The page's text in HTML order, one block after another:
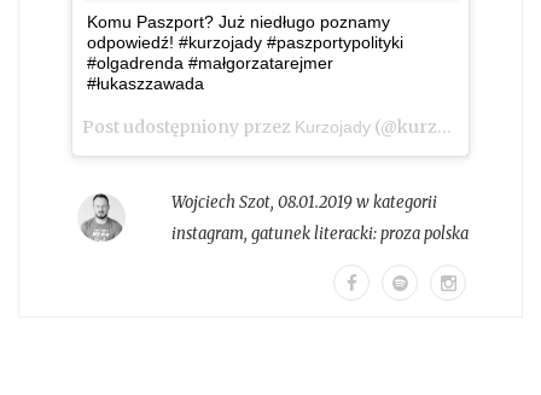
Komu Paszport? Już niedługo poznamy
odpowiedź! #kurzojady #paszportypolityki
#olgadrenda #małgorzatarejmer
#łukaszzawada
Post udostępniony przez Kurzojady (@kurzojady_insta)
Wojciech Szot, 08.01.2019 w kategorii
instagram, gatunek literacki:proza polska